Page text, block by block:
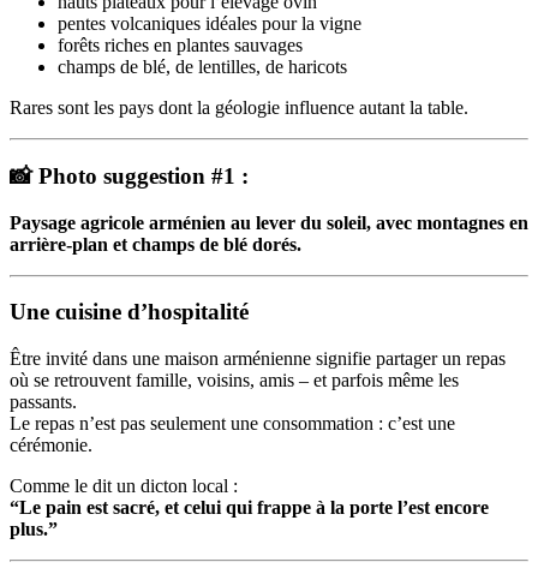
pentes volcaniques idéales pour la vigne
forêts riches en plantes sauvages
champs de blé, de lentilles, de haricots
Rares sont les pays dont la géologie influence autant la table.
📸 Photo suggestion #1 :
Paysage agricole arménien au lever du soleil, avec montagnes en
arrière-plan et champs de blé dorés.
Une cuisine d’hospitalité
Être invité dans une maison arménienne signifie partager un repas
où se retrouvent famille, voisins, amis – et parfois même les
passants.
Le repas n’est pas seulement une consommation : c’est une
cérémonie.
Comme le dit un dicton local :
“Le pain est sacré, et celui qui frappe à la porte l’est encore
plus.”